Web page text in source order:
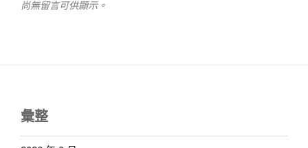
尚無留言可供顯示。
彙整